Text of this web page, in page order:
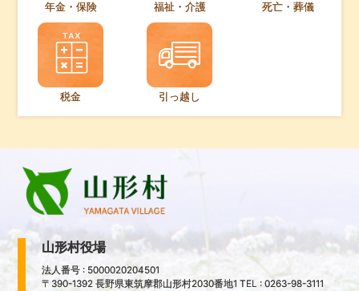
年金・保険 福祉・介護 死亡・葬儀
税金 引っ越し
山形村役場
法人番号 : 5000020204501
〒390-1392 長野県東筑摩郡山形村2030番地1 TEL : 0263-98-3111